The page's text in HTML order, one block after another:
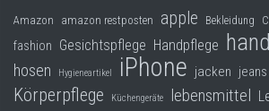
Amazon amazon restposten apple Bekleidung
fashion Gesichtspflege Handpflege
hosen Hygieneartikel iPhone jacken jeans
Körperpflege Küchengeräte lebensmittel